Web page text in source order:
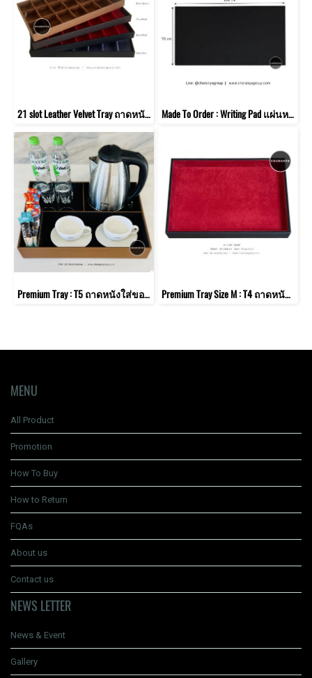
21 slot Leather Velvet Tray ถาดหนัง-กำมะหยี่ 21 ช่อง สำหรับใส่พระเครื่อง / เหรียญสะสม / เครื่องประดับ Made To Order : Writing Pad แผ่นหนัง ขนาดใหญ่ 100x70 cm. สำหรับโต๊ะทำงาน
Premium Tray : T5 ถาดหนังใส่ของอเนกประสงค์ ถาดใส่ชุดกาแฟ ถาดโรงแรม Premium Tray Size M : T4 ถาดหนัง-กำมะหยี่ วางนาฬิกา สร้อยทอง เครื่องประดับ แหวน แว่นตา สำหรับหน้าร้าน
MENU
All Product
Promotion
How To Buy
How to Return
FQAs
About us
Contact us
NEWS LETTER
News & Event
Gallery